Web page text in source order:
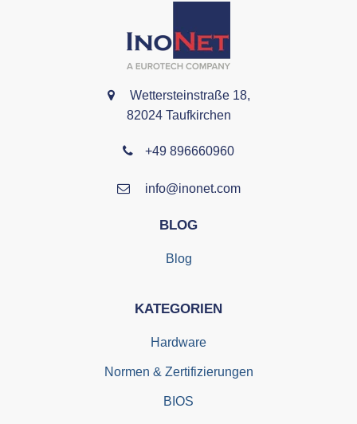
Wettersteinstraße 18,
82024 Taufkirchen
+49 896660960
info@inonet.com
BLOG
Blog
KATEGORIEN
Hardware
Normen & Zertifizierungen
BIOS